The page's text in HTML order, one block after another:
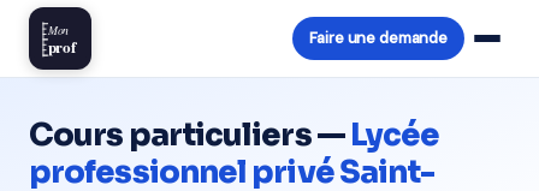
Mon
prof Faire une demande
Cours particuliers —Lycée
professionnel privé Saint-